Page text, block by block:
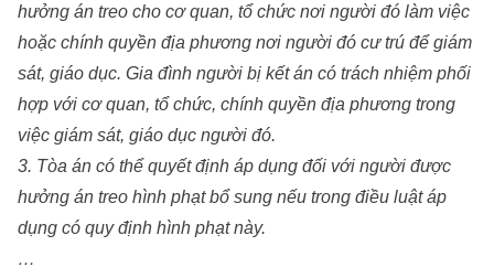
hưởng án treo cho cơ quan, tổ chức nơi người đó làm việc
hoặc chính quyền địa phương nơi người đó cư trú để giám
sát, giáo dục. Gia đình người bị kết án có trách nhiệm phối
hợp với cơ quan, tổ chức, chính quyền địa phương trong
việc giám sát, giáo dục người đó.
3. Tòa án có thể quyết định áp dụng đối với người được
hưởng án treo hình phạt bổ sung nếu trong điều luật áp
dụng có quy định hình phạt này.
…